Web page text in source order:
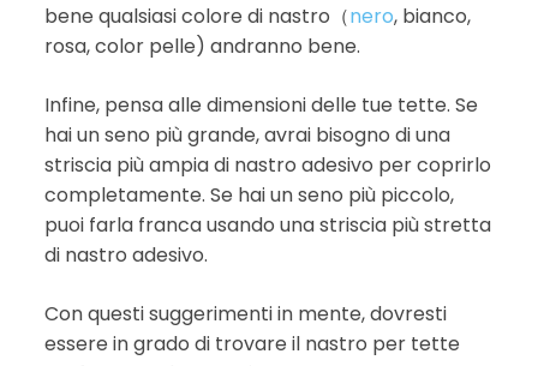
bene qualsiasi colore di nastro（nero, bianco,
rosa, color pelle) andranno bene.
Infine, pensa alle dimensioni delle tue tette. Se
hai un seno più grande, avrai bisogno di una
striscia più ampia di nastro adesivo per coprirlo
completamente. Se hai un seno più piccolo,
puoi farla franca usando una striscia più stretta
di nastro adesivo.
Con questi suggerimenti in mente, dovresti
essere in grado di trovare il nastro per tette